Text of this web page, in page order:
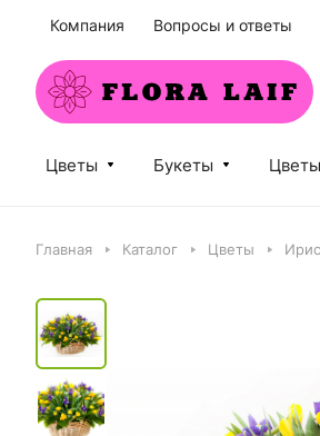
Компания Вопросы и ответы
Цветы Букеты
Главная Каталог Цветы